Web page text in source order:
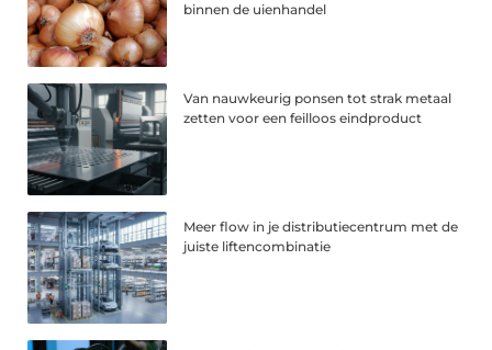
binnen de uienhandel
Van nauwkeurig ponsen tot strak metaal
zetten voor een feilloos eindproduct
Meer flow in je distributiecentrum met de
juiste liftencombinatie